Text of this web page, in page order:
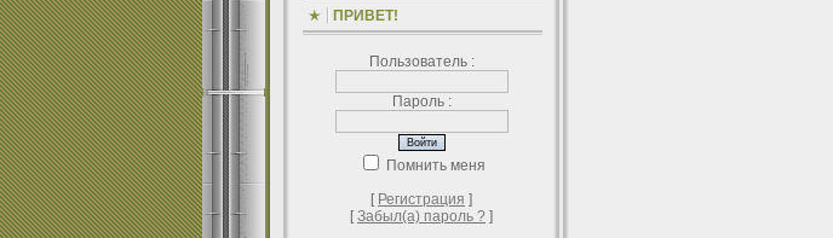
ПРИВЕТ!
Пользователь :
Пароль :
Помнить меня
[ Регистрация ]
[Забыл(а) пароль ? ]